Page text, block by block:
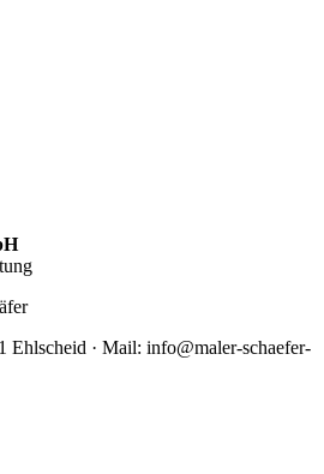
Ehlscheid · Mail: info@maler-schaefer-